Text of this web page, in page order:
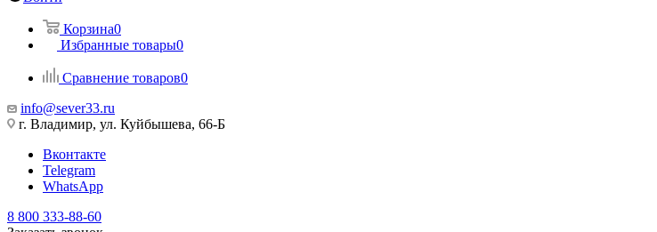
Корзина0
Избранные товары0
Сравнение товаров0
info@sever33.ru
г. Владимир, ул. Куйбышева, 66-Б
Вконтакте
Telegram
WhatsApp
8 800 333-88-60